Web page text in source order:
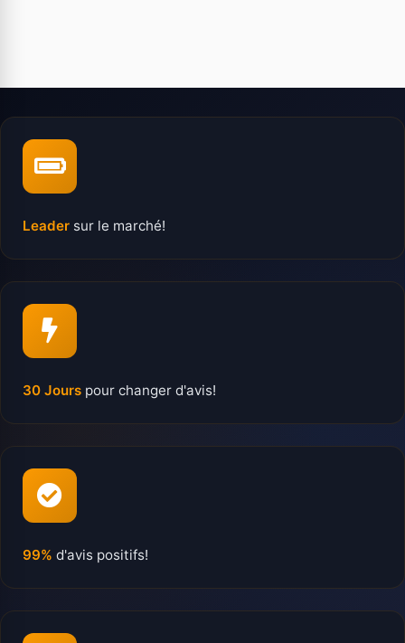
Leader sur le marché!
30 Jours pour changer d'avis!
99% d'avis positifs!